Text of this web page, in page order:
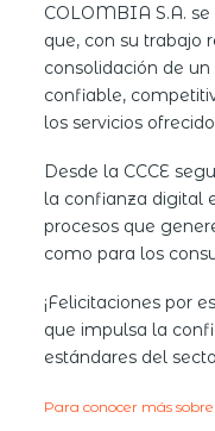
COLOMBIA S.A. se
que, con su trabajo
consolidación de
confiable,
los servicios
Desde la CCCE
la confianza digital
procesos que
como para los
¡Felicitaciones por
que impulsa la
estándares del
Para conocer más